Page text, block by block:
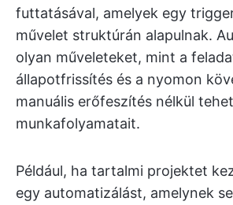
futtatásával, amelyek egy
művelet struktúrán alapulnak.
olyan műveleteket, mint a
állapotfrissítés és a nyomon
manuális erőfeszítés nélkül
munkafolyamatait.
Például, ha tartalmi projektet
egy automatizálást, amelynek